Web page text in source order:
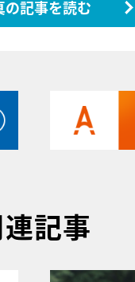
の記事を読む
記事